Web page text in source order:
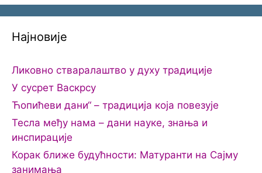
Најновије
Ликовно стваралаштво у духу традиције
У сусрет Васкрсу
Ћопићеви дани“ – традиција која повезује
Тесла међу нама – дани науке, знања и
инспирације
Корак ближе будућности: Матуранти на Сајму
занимања